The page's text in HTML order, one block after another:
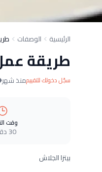
الرئيسية الوصفات
طريقة
سجّل دخولك للتقييممنذ شهر
وقت
30 دقيقة
بيتزا الجلاش